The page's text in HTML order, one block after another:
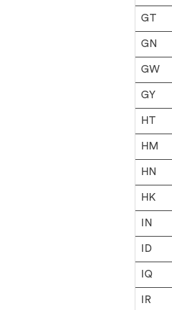
GT
GN
GW
GY
HT
HM
HN
HK
IN
ID
IQ
IR